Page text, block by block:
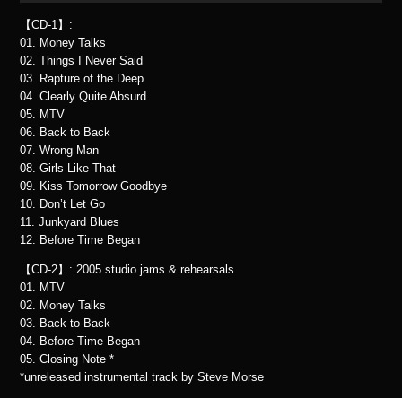
【CD-1】:
01. Money Talks
02. Things I Never Said
03. Rapture of the Deep
04. Clearly Quite Absurd
05. MTV
06. Back to Back
07. Wrong Man
08. Girls Like That
09. Kiss Tomorrow Goodbye
10. Don’t Let Go
11. Junkyard Blues
12. Before Time Began
【CD-2】: 2005 studio jams & rehearsals
01. MTV
02. Money Talks
03. Back to Back
04. Before Time Began
05. Closing Note *
*unreleased instrumental track by Steve Morse